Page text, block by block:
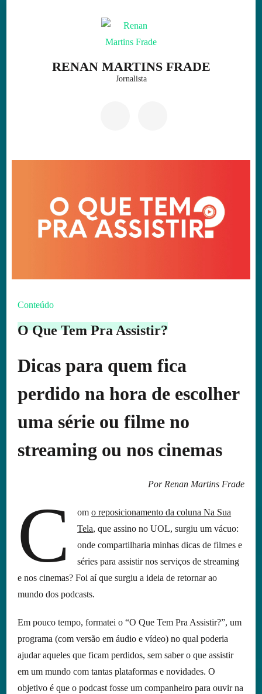
RENAN MARTINS FRADE
Jornalista
Conteúdo
O Que Tem Pra Assistir?
Dicas para quem fica
perdido na hora de escolher
uma série ou filme no
streaming ou nos cinemas
Por Renan Martins Frade
C omo reposicionamento da coluna Na Sua
Tela, que assino no UOL, surgiu um vácuo:
onde compartilharia minhas dicas de filmes e
séries para assistir nos serviços de streaming
e nos cinemas? Foi aí que surgiu a ideia de retornar ao
mundo dos podcasts.
Em pouco tempo, formatei o “O Que Tem Pra Assistir?”, um
programa (com versão em áudio e vídeo) no qual poderia
ajudar aqueles que ficam perdidos, sem saber o que assistir
em um mundo com tantas plataformas e novidades. O
objetivo é que o podcast fosse um companheiro para ouvir na